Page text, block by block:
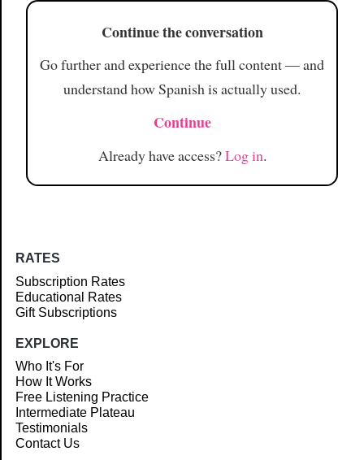
Continue the conversation
Go further and experience the full content — and
understand how Spanish is actually used.
Continue
Already have access?Log in.
RATES
Subscription Rates
Educational Rates
Gift Subscriptions
EXPLORE
Who It's For
How It Works
Free Listening Practice
Intermediate Plateau
Testimonials
Contact Us